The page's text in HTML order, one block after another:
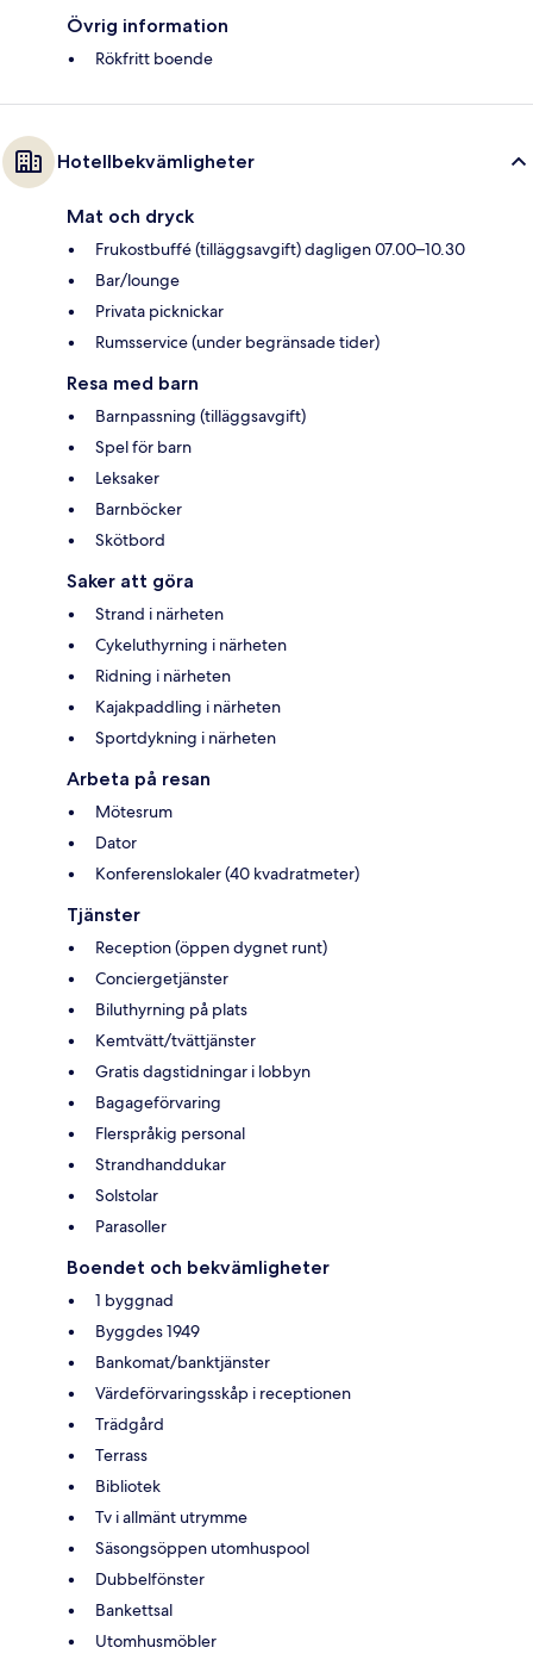
Övrig information
Rökfritt boende
Hotellbekvämligheter
Mat och dryck
Frukostbuffé (tilläggsavgift) dagligen 07.00–10.30
Bar/lounge
Privata picknickar
Rumsservice (under begränsade tider)
Resa med barn
Barnpassning (tilläggsavgift)
Spel för barn
Leksaker
Barnböcker
Skötbord
Saker att göra
Strand i närheten
Cykeluthyrning i närheten
Ridning i närheten
Kajakpaddling i närheten
Sportdykning i närheten
Arbeta på resan
Mötesrum
Dator
Konferenslokaler (40 kvadratmeter)
Tjänster
Reception (öppen dygnet runt)
Conciergetjänster
Biluthyrning på plats
Kemtvätt/tvättjänster
Gratis dagstidningar i lobbyn
Bagageförvaring
Flerspråkig personal
Strandhanddukar
Solstolar
Parasoller
Boendet och bekvämligheter
1 byggnad
Byggdes 1949
Bankomat/banktjänster
Värdeförvaringsskåp i receptionen
Trädgård
Terrass
Bibliotek
Tv i allmänt utrymme
Säsongsöppen utomhuspool
Dubbelfönster
Bankettsal
Utomhusmöbler